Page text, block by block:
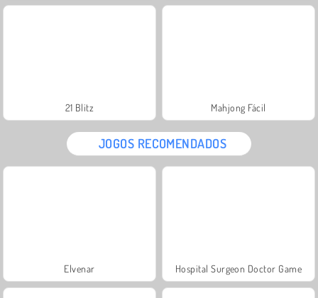
21 Blitz Mahjong Fácil
JOGOS RECOMENDADOS
Elvenar Hospital Surgeon Doctor Game